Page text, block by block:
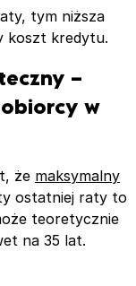
tym niższa
koszt kredytu.
–
w
że maksymalny
ostatniej raty to
teoretycznie
na 35 lat.